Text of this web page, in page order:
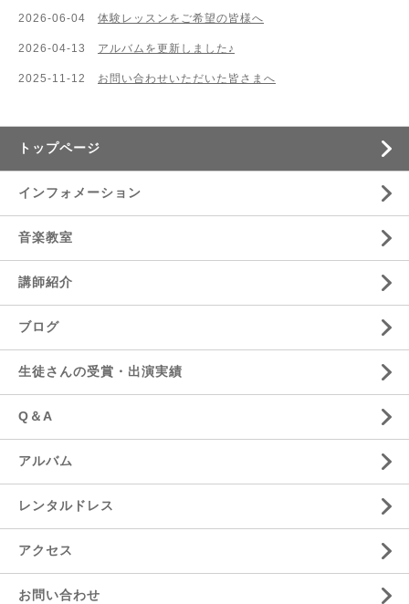
2026-06-04 体験レッスンをご希望の皆様へ
2026-04-13 アルバムを更新しました♪
2025-11-12 お問い合わせいただいた皆さまへ
トップページ
インフォメーション
音楽教室
講師紹介
ブログ
生徒さんの受賞・出演実績
Q＆A
アルバム
レンタルドレス
アクセス
お問い合わせ